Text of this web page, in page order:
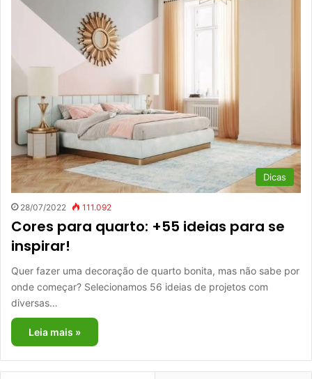
Dicas
28/07/2022 111.092
Cores para quarto: +55 ideias para se
inspirar!
Quer fazer uma decoração de quarto bonita, mas não sabe por
onde começar? Selecionamos 56 ideias de projetos com
diversas…
Leia mais »